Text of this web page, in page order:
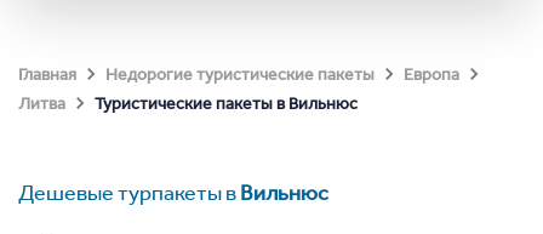
Главная Недорогие туристические пакеты
Европа
Литва
Туристические пакеты в Вильнюс
Дешевые турпакеты вВильнюс